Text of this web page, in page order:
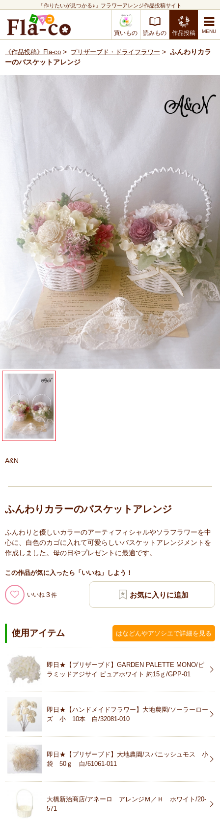
「作りたいが見つかる♪」フラワーアレンジ作品投稿サイト
買いもの 読みもの 作品投稿
《作品投稿》Fla-co > プリザーブド・ドライフラワー > ふんわりカラ
ーのバスケットアレンジ
A&N
ふんわりカラーのバスケットアレンジ
ふんわりと優しいカラーのアーティフィシャルやソラフラワーを中
心に、白色のカゴに入れて可愛らしいバスケットアレンジメントを
作成しました。母の日やプレゼントに最適です。
この作品が気に入ったら「いいね」しよう！
いいね 3
使用アイテム はなどんやアソシエで詳細を見る
即日★【プリザーブド】GARDEN PALETTE MONO/ピ
ラミッドアジサイ ピュアホワイト 約15ｇ/GPP-01
即日★【ハンドメイドフラワー】大地農園/ソーラーロー
ズ 小 10本 白/32081-010
即日★【プリザーブド】大地農園/スパニッシュモス 小
袋 50ｇ 白/61061-011
大橋新治商店/アネーロ アレンジＭ／Ｈ ホワイト/20-
571